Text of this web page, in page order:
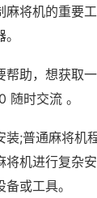
麻将机的重要
帮助，想获取
时交流 。
装;普通麻将机
将机进行复杂
或工具。